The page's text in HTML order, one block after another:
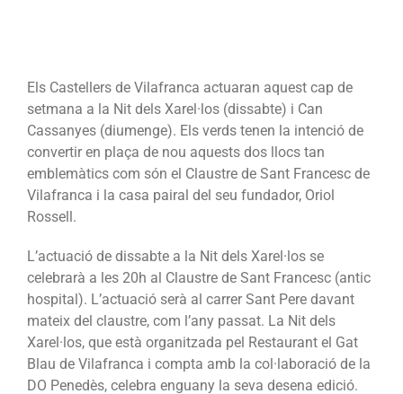
Els Castellers de Vilafranca actuaran aquest cap de
setmana a la Nit dels Xarel·los (dissabte) i Can
Cassanyes (diumenge). Els verds tenen la intenció de
convertir en plaça de nou aquests dos llocs tan
emblemàtics com són el Claustre de Sant Francesc de
Vilafranca i la casa pairal del seu fundador, Oriol
Rossell.
L’actuació de dissabte a la Nit dels Xarel·los se
celebrarà a les 20h al Claustre de Sant Francesc (antic
hospital). L’actuació serà al carrer Sant Pere davant
mateix del claustre, com l’any passat. La Nit dels
Xarel·los, que està organitzada pel Restaurant el Gat
Blau de Vilafranca i compta amb la col·laboració de la
DO Penedès, celebra enguany la seva desena edició.